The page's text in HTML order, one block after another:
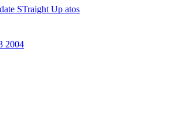
STraight Up atos
2004